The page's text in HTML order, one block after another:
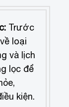
Trước
loại
và lịch
lọc để
kiện.